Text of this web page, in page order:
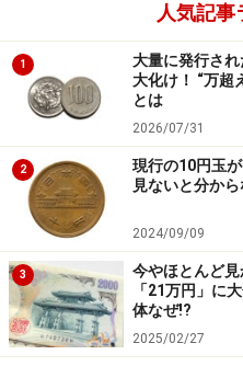
るから、とにかく声が小
間違いなく世界一です！
公共交通機関でマナーモー
か、携帯電話で話すとき
隠す仕草をする人が多いけ
Kayさんは、「日本人の団
まって、すごく静かにし
かるとのこと。
確かに中国人や韓国人の団
とが多いから、静かにまと
人気記事
1
大量に発行さ
大化け！ “万超
とは
2026/07/31
2
現行の10円玉
見ないと分か
2024/09/09
3
今やほとんど
「21万円」に
体なぜ!?
2025/02/27